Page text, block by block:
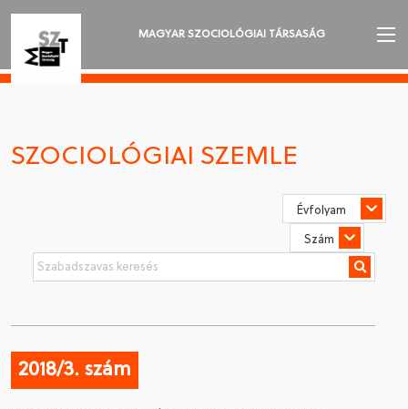
MAGYAR SZOCIOLÓGIAI TÁRSASÁG
SZOCIOLÓGIAI SZEMLE
SZOCIOLÓGIAI SZEMLE
2018/3. szám